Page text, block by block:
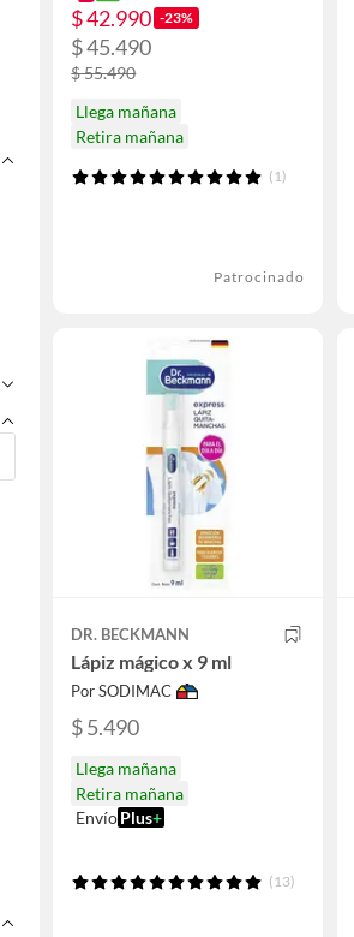
$ 42.990 -23%
$ 45.490
$ 55.490
Llega mañana
Retira mañana
(1)
Patrocinado
DR. BECKMANN
Lápiz mágico x 9 ml
Por SODIMAC
$ 5.490
Llega mañana
Retira mañana
EnvíoPlus+
(13)